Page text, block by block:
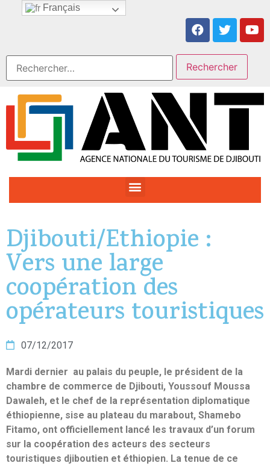
Djibouti/Ethiopie :
Vers une large
coopération des
opérateurs touristiques
07/12/2017
Mardi dernier au palais du peuple, le président de la
chambre de commerce de Djibouti, Youssouf Moussa
Dawaleh, et le chef de la représentation diplomatique
éthiopienne, sise au plateau du marabout, Shamebo
Fitamo, ont officiellement lancé les travaux d’un forum
sur la coopération des acteurs des secteurs
touristiques djiboutien et éthiopien. La tenue de ce
Français